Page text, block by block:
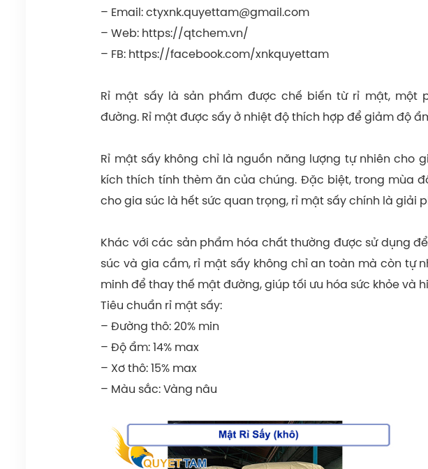
– Email:ctyxnk.quyettam@gmail.com
– Web: https://qtchem.vn/
– FB: https://facebook.com/xnkquyettam
Rỉ mật sấy là sản phẩm được chế biến từ rỉ mật, một
đường. Rỉ mật được sấy ở nhiệt độ thích hợp để giảm độ
Rỉ mật sấy không chỉ là nguồn năng lượng tự nhiên cho
kích thích tính thèm ăn của chúng. Đặc biệt, trong mùa
cho gia súc là hết sức quan trọng, rỉ mật sấy chính là giải
Khác với các sản phẩm hóa chất thường được sử dụng
súc và gia cầm, rỉ mật sấy không chỉ an toàn mà còn tự
minh để thay thế mật đường, giúp tối ưu hóa sức khỏe và
Tiêu chuẩn rỉ mật sấy:
– Đường thô: 20% min
– Độ ẩm: 14% max
– Xơ thô: 15% max
– Màu sắc: Vàng nâu